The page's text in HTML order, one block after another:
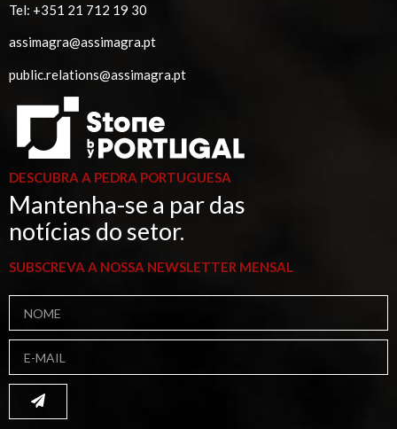
Tel: +351 21 712 19 30
assimagra@assimagra.pt
public.relations@assimagra.pt
DESCUBRA A PEDRA PORTUGUESA
Mantenha-se a par das
notícias do setor.
SUBSCREVA A NOSSA NEWSLETTER MENSAL